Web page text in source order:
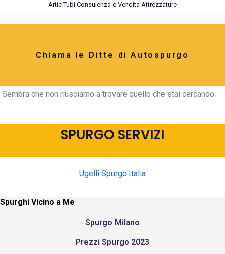
Artic Tubi Consulenza e Vendita Attrezzature
Chiama le Ditte di Autospurgo
Sembra che non riusciamo a trovare quello che stai cercando.
SPURGO SERVIZI
Ugelli Spurgo Italia
Spurghi Vicino a Me
Spurgo Milano
Prezzi Spurgo 2023